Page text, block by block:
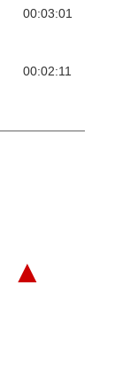
00:03:01
00:02:11
▲